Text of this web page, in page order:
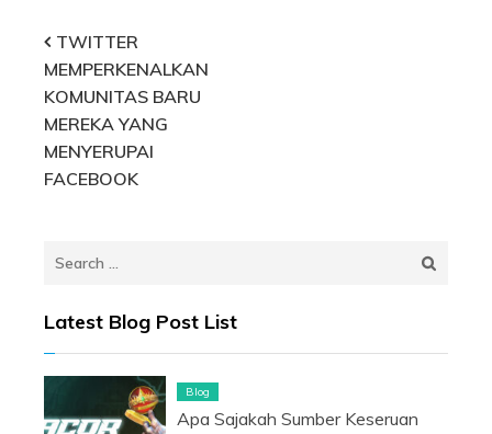
Post
navigation
TWITTER
MEMPERKENALKAN
KOMUNITAS BARU
MEREKA YANG
MENYERUPAI
FACEBOOK
Search
Latest Blog Post List
Blog
Apa Sajakah Sumber Keseruan